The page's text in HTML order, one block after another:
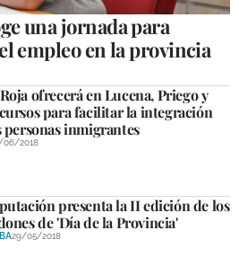
una jornada para
empleo en la provincia
ofrecerá en Lucena, Priego y
para facilitar la integración
personas inmigrantes
06/2018
presenta la II edición de los
de 'Día de la Provincia'
29/05/2018